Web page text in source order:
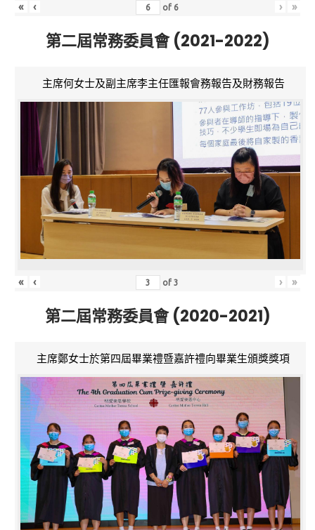
« ‹ of 6 › »
第二屆常務委員會 (2021-2022)
主席何女士及副主席李主任匯報會務報告及財務報告
« ‹ of3 › »
第二屆常務委員會 (2020-2021)
主席鄭女士於第四屆畢業禮暨嘉許禮向畢業生頒獎獎項